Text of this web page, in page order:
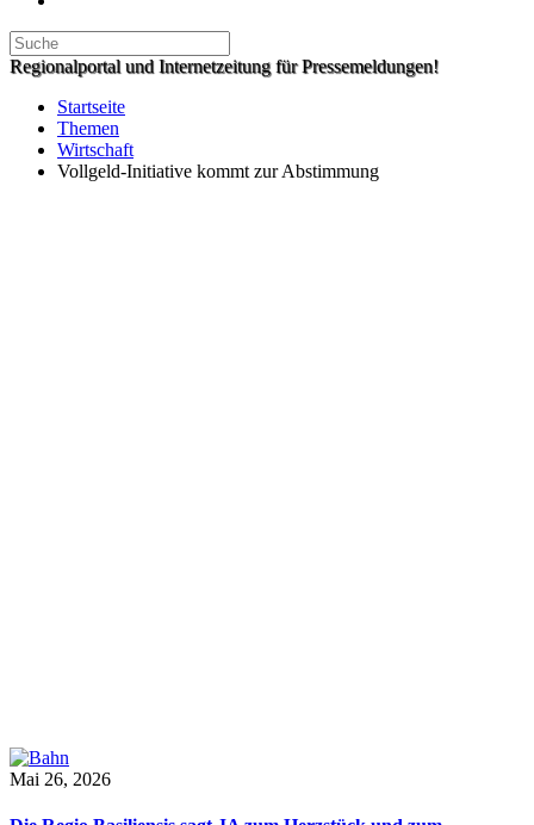
Regionalportal und Internetzeitung für Pressemeldungen!
Startseite
Themen
Wirtschaft
Vollgeld-Initiative kommt zur Abstimmung
Mai 26, 2026